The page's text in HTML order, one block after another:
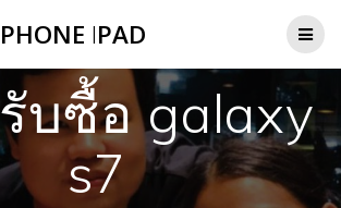
to
PHONE IPAD
รับซื้อ galaxy
s7